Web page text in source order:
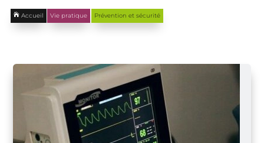
 Accueil Vie pratique Prévention et sécurité